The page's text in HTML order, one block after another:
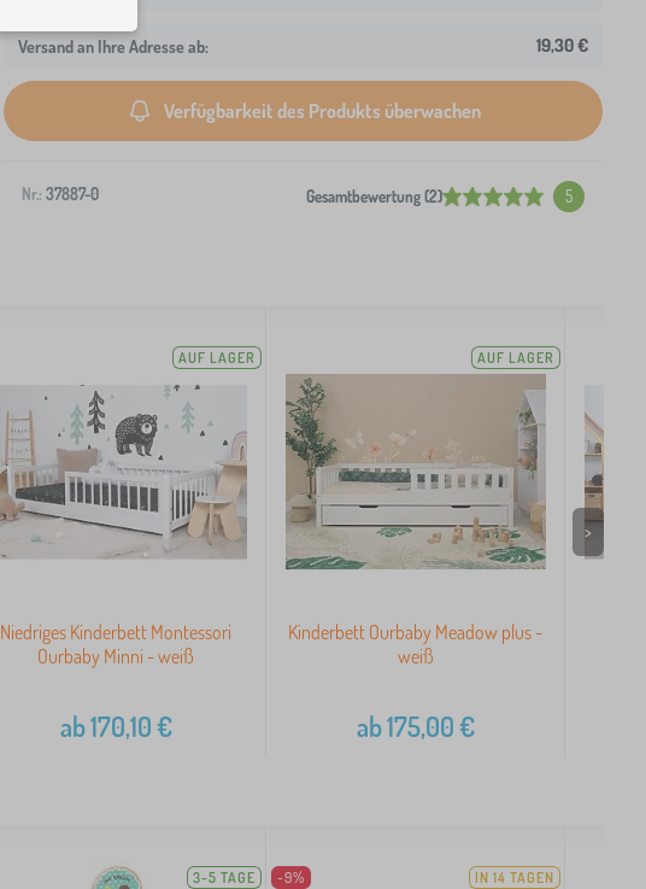
Versand an Ihre Adresse ab: 19,30 €
Verfügbarkeit des Produkts überwachen
Nr.: 37887-0 Gesamtbewertung (2) 5
AUF LAGER
Niedriges Kinderbett Montessori
Ourbaby Minni - weiß
ab170,10€
AUF LAGER
Kinderbett Ourbaby Meadow plus -
weiß
ab175,00€
>
3-5 TAGE -9% IN 14 TAGEN